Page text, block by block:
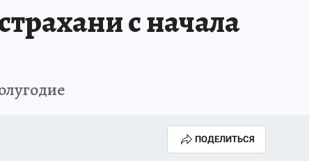
с начала
ПОДЕЛИТЬСЯ